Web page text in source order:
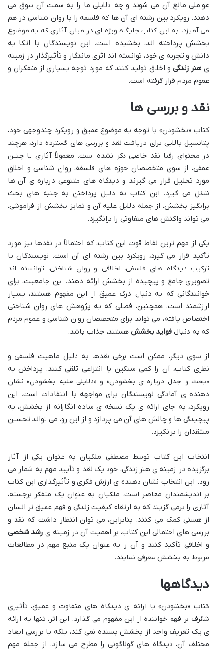
عواملی مانع آن می شوند و چه دلایلی ما را به سمت آن سوق می
دهند. رویکرد بین رشته ای آن ها که فلسفه را با روان شناسی در هم
می آمیزد، به این کتاب جایگاه ویژه ای در میان آثاری که به موضوع
بخشش پرداخته اند، بخشیده است. این نویسندگان با اتکا به
دانش و تجربه ی خود، توانسته اند اثری ماندگار و تأثیرگذار در زمینه
ی هنر زندگی و اخلاق تولید کنند که مورد توجه بسیاری از متفکران و
عموم مردم قرار گرفته است.
نقد و بررسی ها
کتاب «بخشودن» با توجه به موضوع عمیق و رویکرد چندوجهی خود،
پتانسیل بالایی برای دریافت نقد و بررسی های گسترده دارد، هرچند
در محتوای رقبا نقد خاصی ذکر نشده است. معمولاً آثاری با چنین
عمقی، از سوی متخصصان حوزه های فلسفه، روان شناسی و اخلاق
مورد تحلیل قرار می گیرند و دیدگاه های متنوعی درباره ی آن ها
شکل می گیرد. این کتاب به دلیل پرداختن به جنبه های بحث
برانگیز بخشش، از جمله دلایل علیه آن و تمایز بخشش از فراموشی،
می تواند واکنش های متفاوتی را برانگیزد.
یکی از مهم ترین نقاط قوت این کتاب، که احتمالاً در نقدها نیز مورد
تأکید قرار می گیرد، رویکرد بین رشته ای آن است. نویسندگان با
ترکیب دیدگاه های فلسفی، اخلاقی و روان شناختی، توانسته اند
تصویری جامع و پیچیده از بخشش ارائه دهند. این جامعیت، برای
خوانندگانی که به دنبال درک عمیق از این مفهوم هستند، بسیار
ارزشمند است. همچنین، فصلی که به پژوهش های روان شناختی
اختصاص یافته، می تواند برای متخصصان روان شناسی و عموم مردم
که به دنبال فواید بخشش هستند، جذاب باشد.
از سوی دیگر، ممکن است برخی نقدها به دلیل ماهیت فلسفی و
نظری کتاب، آن را کمی سنگین یا انتزاعی تلقی کنند. پرداختن به
«بحث و جدل درباره ی بخشودن» و «دلایلی علیه بخشودن» نشان
دهنده ی آمادگی نویسندگان برای مواجهه با انتقادات است. این
رویکرد، به جای ارائه ی یک نسخه ی ساده انگارانه از بخشش، به
پیچیدگی ها و چالش های آن می پردازد و از این رو، می تواند تحسین
منتقدان را برانگیزد.
انتخاب این کتاب توسط مصطفی ملکیان به عنوان یکی از آثار
برگزیده در زمینه ی هنر زندگی، خود یک نقد و تأیید مهم به شمار می
رود. این انتخاب نشان دهنده ی ارزش فکری و تأثیرگذاری این کتاب
بر اندیشمندان معاصر است. ملکیان به عنوان یک متفکر برجسته،
آثاری را برمی گزیند که به ارتقاء کیفیت زندگی و فهم عمیق تر انسان
از هستی کمک می کنند. بنابراین، می توان انتظار داشت که نقد و
بررسی های احتمالی این کتاب، بر اهمیت آن در زمینه ی رشد شخصی
و اخلاقی تأکید کنند و آن را به عنوان یک منبع مهم در مطالعات
مربوط به بخشش معرفی نمایند.
دیدگاهها
کتاب «بخشودن» با ارائه ی دیدگاه های متفاوت و عمیق، تأثیری
شگرف بر فهم خواننده از این مفهوم می گذارد. این اثر، تنها به ارائه
ی یک تعریف واحد از بخشش بسنده نمی کند، بلکه با بررسی ابعاد
مختلف آن، دیدگاه های گوناگونی را مطرح می سازد. از جمله مهم